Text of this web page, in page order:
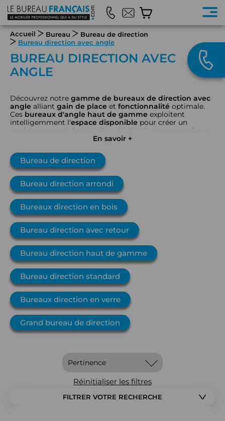
Accueil Bureau
Bureau de direction
Bureau direction avec angle
BUREAU DIRECTION AVEC
ANGLE
Découvrez notre gamme de bureaux de direction avec
angle alliant gain de place et fonctionnalité optimale.
Ces bureaux d'angle haut de gamme exploitent
intelligemment l'espace disponible pour créer un
environnement de travail sophistiqué et ergonomique
mobilier de direction
prestigede votreentreprise
En savoir +
Bureau de direction
Bureau direction arrondi
Bureaux direction en bois
Bureau direction avec retour
Bureau direction haut de gamme
Bureau direction standard
Bureaux direction en verre
Grand bureau de direction
Réinitialiser les filtres
FILTRER VOTRE RECHERCHE